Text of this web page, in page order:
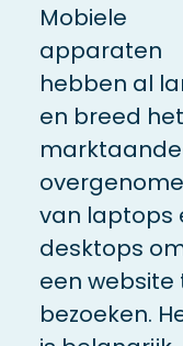
Mobiele
apparaten
hebben al
en breed het
van laptops
desktops
een website
bezoeken.